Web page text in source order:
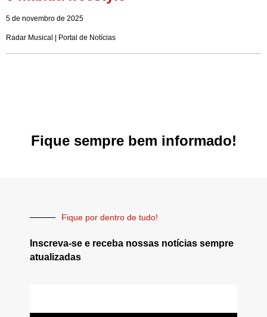
5 de novembro de 2025
Radar Musical | Portal de Notícias
Fique sempre bem informado!
Fique por dentro de tudo!
Inscreva-se e receba nossas notícias sempre
atualizadas